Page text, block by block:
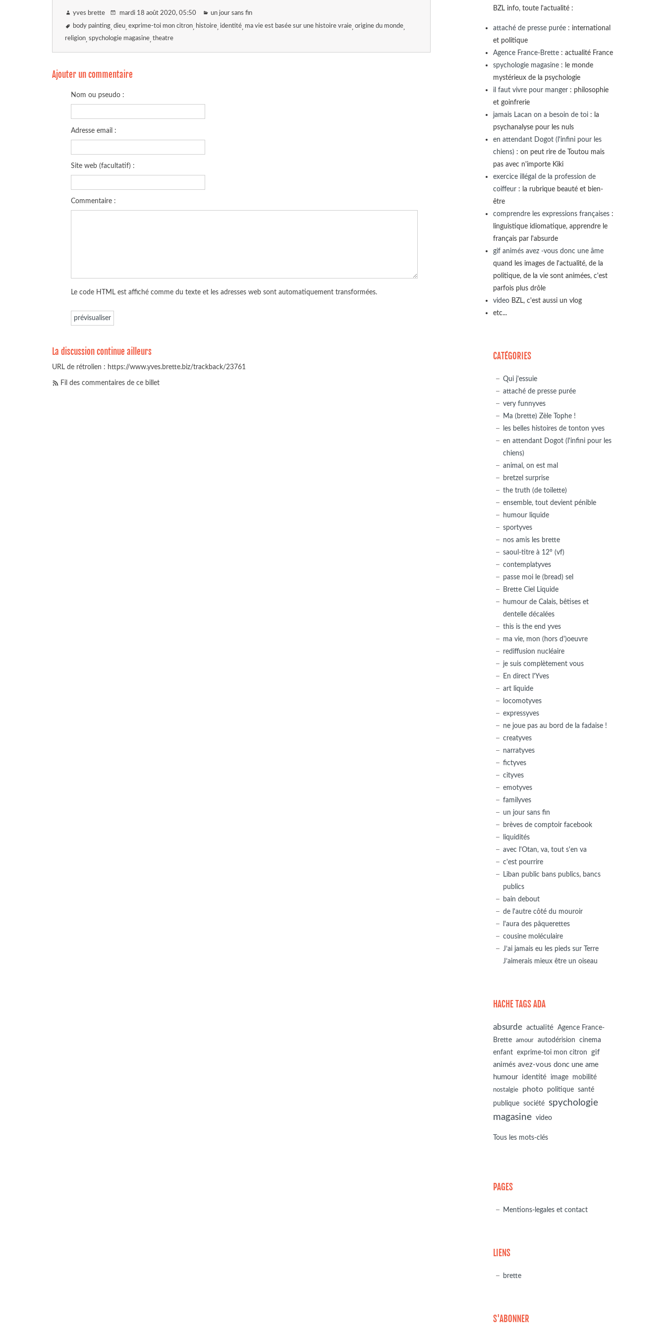
yves brette mardi 18 août 2020, 05:50 un jour sans fin
body painting dieu exprime-toi mon citron histoire identité ma vie est basée sur une histoire vraie origine du monde
religion spychologie magasine theatre
Ajouter un commentaire
Nom ou pseudo :
Adresse email :
Site web (facultatif) :
Commentaire :
Le code HTML est affiché comme du texte et les adresses web sont automatiquement transformées.
La discussion continue ailleurs
URL de rétrolien : https://www.yves.brette.biz/trackback/23761
Fil des commentaires de ce billet
BZL info, toute l'actualité :
attaché de presse purée : international
et politique
Agence France-Brette : actualité France
spychologie magasine : le monde
mystérieux de la psychologie
il faut vivre pour manger : philosophie
et goinfrerie
jamais Lacan on a besoin de toi : la
psychanalyse pour les nuls
en attendant Dogot (l'infini pour les
chiens) : on peut rire de Toutou mais
pas avec n'importe Kiki
exercice illégal de la profession de
coiffeur : la rubrique beauté et bien-
être
comprendre les expressions françaises :
linguistique idiomatique, apprendre le
français par l'absurde
gif animés avez -vous donc une âme
quand les images de l'actualité, de la
politique, de la vie sont animées, c'est
parfois plus drôle
video BZL, c'est aussi un vlog
etc...
CATÉGORIES
Qui j'essuie
attaché de presse purée
very funnyves
Ma (brette) Zèle Tophe !
les belles histoires de tonton yves
en attendant Dogot (l'infini pour les
chiens)
animal, on est mal
bretzel surprise
the truth (de toilette)
ensemble, tout devient pénible
humour liquide
sportyves
nos amis les brette
saoul-titre à 12° (vf)
contemplatyves
passe moi le (bread) sel
Brette Ciel Liquide
humour de Calais, bêtises et
dentelle décalées
this is the end yves
ma vie, mon (hors d')oeuvre
rediffusion nucléaire
je suis complètement vous
En direct l'Yves
art liquide
locomotyves
expressyves
ne joue pas au bord de la fadaise !
creatyves
narratyves
fictyves
cityves
emotyves
familyves
un jour sans fin
brèves de comptoir facebook
liquidités
avec l'Otan, va, tout s'en va
c'est pourrire
Liban public bans publics, bancs
publics
bain debout
de l'autre côté du mouroir
l'aura des pâquerettes
cousine moléculaire
J’ai jamais eu les pieds sur Terre
J’aimerais mieux être un oiseau
HACHE TAGS ADA
absurde actualité Agence France-
Brette
amour autodérision
cinema
enfant exprime-toi mon citron
gif
animés avez-vous donc une ame
humour identité image mobilité
nostalgie photo politique santé
publique société spychologie
magasine video
Tous les mots-clés
PAGES
Mentions-legales et contact
LIENS
brette
S'ABONNER